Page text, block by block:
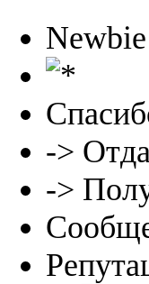
Newbie
->
->